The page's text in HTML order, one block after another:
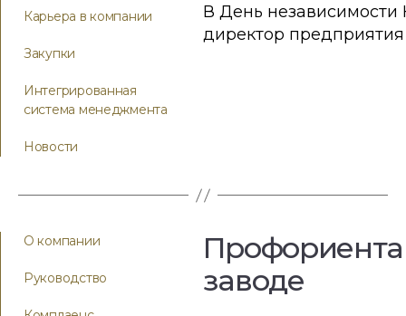
Карьера в компании
Закупки
Интегрированная
система менеджмента
Новости
В День
директор
О компании
Руководство
заводе